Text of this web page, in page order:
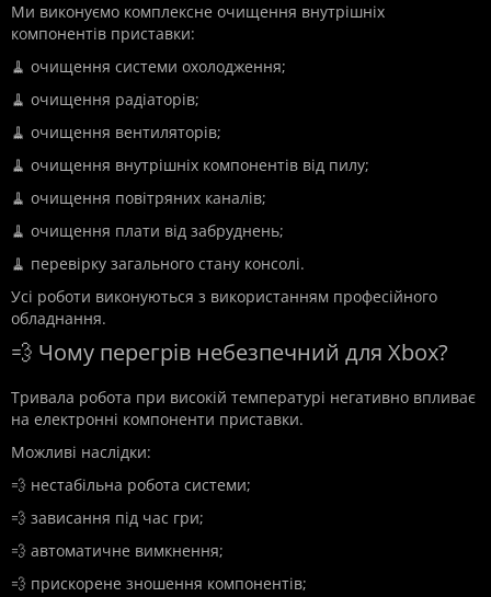
Ми виконуємо комплексне очищення внутрішніх
компонентів приставки:
🧹 очищення системи охолодження;
🧹 очищення радіаторів;
🧹 очищення вентиляторів;
🧹 очищення внутрішніх компонентів від пилу;
🧹 очищення повітряних каналів;
🧹 очищення плати від забруднень;
🧹 перевірку загального стану консолі.
Усі роботи виконуються з використанням професійного
обладнання.
💨 Чому перегрів небезпечний для Xbox?
Тривала робота при високій температурі негативно впливає
на електронні компоненти приставки.
Можливі наслідки:
💨 нестабільна робота системи;
💨 зависання під час гри;
💨 автоматичне вимкнення;
💨 прискорене зношення компонентів;